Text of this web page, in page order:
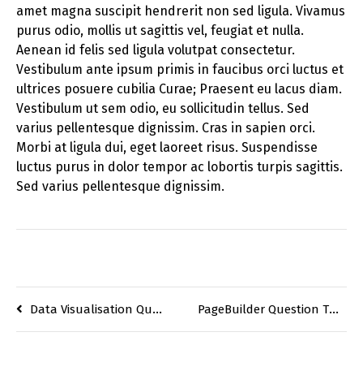
amet magna suscipit hendrerit non sed ligula. Vivamus
purus odio, mollis ut sagittis vel, feugiat et nulla.
Aenean id felis sed ligula volutpat consectetur.
Vestibulum ante ipsum primis in faucibus orci luctus et
ultrices posuere cubilia Curae; Praesent eu lacus diam.
Vestibulum ut sem odio, eu sollicitudin tellus. Sed
varius pellentesque dignissim. Cras in sapien orci.
Morbi at ligula dui, eget laoreet risus. Suspendisse
luctus purus in dolor tempor ac lobortis turpis sagittis.
Sed varius pellentesque dignissim.
Data Visualisation Question One? PageBuilder Question Two?